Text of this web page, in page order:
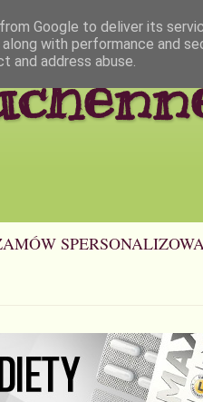
Google to deliver its
with performance and
and address abuse.